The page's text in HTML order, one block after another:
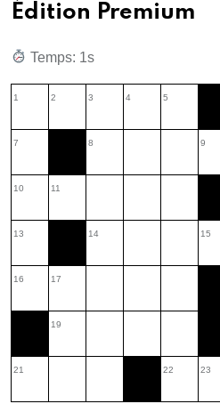
Édition Premium
Temps: 1s
1 2 3 4 5
7 8 9
10 11
13 14 15
16 17
19
21 22 23